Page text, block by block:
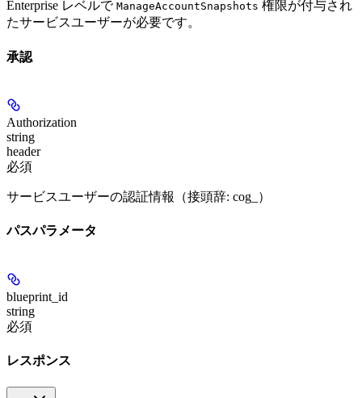
Enterprise レベルで ManageAccountSnapshots 権限が付与され
たサービスユーザーが必要です。
承認
Authorization
string
header
必須
サービスユーザーの認証情報（接頭辞: cog_）
パスパラメータ
blueprint_id
string
必須
レスポンス